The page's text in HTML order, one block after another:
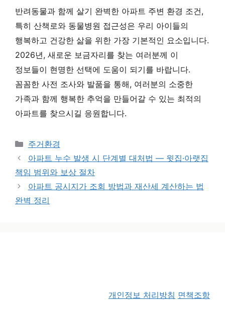
반려동물과 함께 살기 완벽한 아파트 주변 환경 조건,
특히 산책로와 동물병원 접근성은 우리 아이들의
행복하고 건강한 삶을 위한 가장 기본적인 요소입니다.
2026년, 새로운 보금자리를 찾는 여러분께 이
정보들이 현명한 선택에 도움이 되기를 바랍니다.
꼼꼼한 사전 조사와 발품을 통해, 여러분의 소중한
가족과 함께 행복한 추억을 만들어갈 수 있는 최적의
아파트를 찾으시길 응원합니다.
카테고리
주거환경
아파트 누수 발생 시 단계별 대처법 — 윗집·아랫집
책임 범위와 보상 절차
아파트 공시지가 조회 방법과 재산세 계산하는 법
완벽 정리
개인정보 처리방침 면책조항